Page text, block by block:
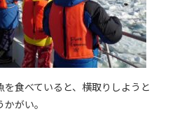
を食べていると、横取りしようと
がい。